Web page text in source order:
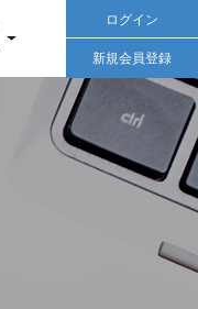
ログイン
新規会員登録